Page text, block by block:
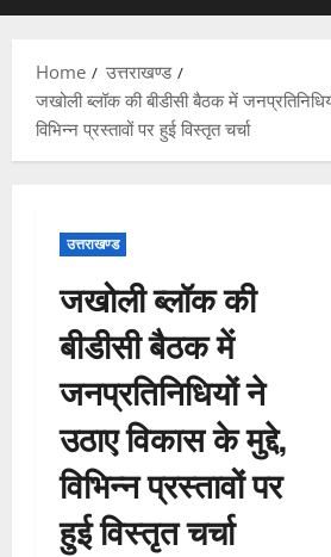
Home
उत्तराखण्ड
जखोली ब्लॉक की बीडीसी बैठक में
विभिन्न प्रस्तावों पर हुई विस्तृत चर्चा
उत्तराखण्ड
जखोली ब्लॉक की
बीडीसी बैठक में
जनप्रतिनिधियों ने
उठाए विकास के मुद्दे,
विभिन्न प्रस्तावों पर
हुई विस्तृत चर्चा